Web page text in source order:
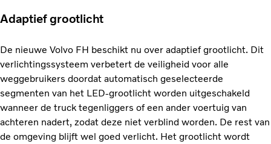
Adaptief grootlicht
De nieuwe Volvo FH beschikt nu over adaptief grootlicht. Dit
verlichtingssysteem verbetert de veiligheid voor alle
weggebruikers doordat automatisch geselecteerde
segmenten van het LED-grootlicht worden uitgeschakeld
wanneer de truck tegenliggers of een ander voertuig van
achteren nadert, zodat deze niet verblind worden. De rest van
de omgeving blijft wel goed verlicht. Het grootlicht wordt